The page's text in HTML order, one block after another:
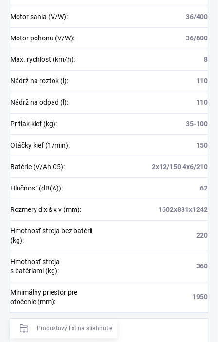
Motor sania (V/W): 36/400
Motor pohonu (V/W): 36/600
Max. rýchlosť (km/h): 8
Nádrž na roztok (l): 110
Nádrž na odpad (l): 110
Prítlak kief (kg): 35-100
Otáčky kief (1/min): 150
Batérie (V/Ah C5): 2x12/150 4x6/210
Hlučnosť (dB(A)): 62
Rozmery d x š x v (mm): 1602x881x1242
Hmotnosť stroja bez batérií
(kg):
220
Hmotnosť stroja
s batériami (kg):
360
Minimálny priestor pre
otočenie (mm):
1950
Produktový list na stiahnutie